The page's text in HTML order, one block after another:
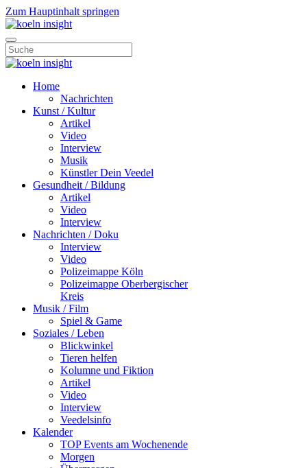
Zum Hauptinhalt springen
Home
Nachrichten
Kunst / Kultur
Artikel
Video
Interview
Musik
Künstler Dein Veedel
Gesundheit / Bildung
Artikel
Video
Interview
Nachrichten / Doku
Interview
Video
Polizeimappe Köln
Polizeimappe Oberbergischer
Kreis
Musik / Film
Spiel & Game
Soziales / Leben
Blickwinkel
Tieren helfen
Kolumne und Fiktion
Artikel
Video
Interview
Veedelsinfo
Kalender
TOP Events am Wochenende
Morgen